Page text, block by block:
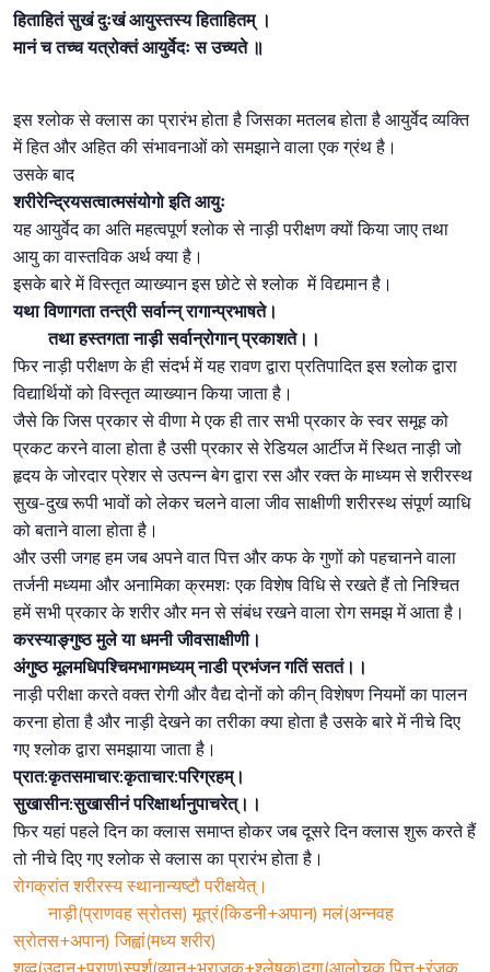
हिताहितं सुखं दुःखं आयुस्तस्य हिताहितम् ।
मानं च तच्च यत्रोक्तं आयुर्वेदः स उच्यते ॥
इस श्लोक से क्लास का प्रारंभ होता है जिसका मतलब होता है आयुर्वेद व्यक्ति
में हित और अहित की संभावनाओं को समझाने वाला एक ग्रंथ है।
उसके बाद
शरीरेन्द्रियसत्वात्मसंयोगो इति आयुः
यह आयुर्वेद का अति महत्वपूर्ण श्लोक से नाड़ी परीक्षण क्यों किया जाए तथा
आयु का वास्तविक अर्थ क्या है।
इसके बारे में विस्तृत व्याख्यान इस छोटे से श्लोक में विद्यमान है।
यथा विणागता तन्त्री सर्वान्न् रागान्प्रभाषते।
तथा हस्तगता नाड़ी सर्वान्रोगान् प्रकाशते।।
फिर नाड़ी परीक्षण के ही संदर्भ में यह रावण द्वारा प्रतिपादित इस श्लोक द्वारा
विद्यार्थियों को विस्तृत व्याख्यान किया जाता है।
जैसे कि जिस प्रकार से वीणा मे एक ही तार सभी प्रकार के स्वर समूह को
प्रकट करने वाला होता है उसी प्रकार से रेडियल आर्टीज में स्थित नाड़ी जो
हृदय के जोरदार प्रेशर से उत्पन्न बेग द्वारा रस और रक्त के माध्यम से शरीरस्थ
सुख-दुख रूपी भावों को लेकर चलने वाला जीव साक्षीणी शरीरस्थ संपूर्ण व्याधि
को बताने वाला होता है।
और उसी जगह हम जब अपने वात पित्त और कफ के गुणों को पहचानने वाला
तर्जनी मध्यमा और अनामिका क्रमशः एक विशेष विधि से रखते हैं तो निश्चित
हमें सभी प्रकार के शरीर और मन से संबंध रखने वाला रोग समझ में आता है।
करस्याङ्गुष्ठ मुले या धमनी जीवसाक्षीणी।
अंगुष्ठ मूलमधिपश्चिमभागमध्यम् नाडी प्रभंजन गतिं सततं।।
नाड़ी परीक्षा करते वक्त रोगी और वैद्य दोनों को कीन् विशेषण नियमों का पालन
करना होता है और नाड़ी देखने का तरीका क्या होता है उसके बारे में नीचे दिए
गए श्लोक द्वारा समझाया जाता है।
प्रात:कृतसमाचार:कृताचार:परिग्रहम्।
सुखासीन:सुखासीनं परिक्षार्थानुपाचरेत्।।
फिर यहां पहले दिन का क्लास समाप्त होकर जब दूसरे दिन क्लास शुरू करते हैं
तो नीचे दिए गए श्लोक से क्लास का प्रारंभ होता है।
रोगक्रांत शरीरस्य स्थानान्यष्टौ परीक्षयेत्।
नाड़ी(प्राणवह स्रोतस) मूत्रं(किडनी+अपान) मलं(अन्नवह
स्रोतस+अपान) जिह्वां(मध्य शरीर)